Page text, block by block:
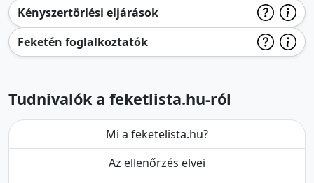
Kényszertörlési eljárások
Feketén foglalkoztatók
Tudnivalók a feketlista.hu-ról
Mi a feketelista.hu?
Az ellenőrzés elvei